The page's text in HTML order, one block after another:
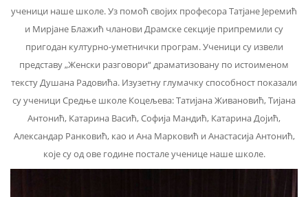
ученици наше школе. Уз помоћ својих професора Татјане Јеремић
и Мирјане Блажић чланови Драмске секције припремили су
пригодан културно-уметнички програм. Ученици су извели
представу „Женски разговори“ драматизовану по истоименом
тексту Душана Радовића. Изузетну глумачку способност показали
су ученици Средње школе Коцељева: Татијана Живановић, Тијана
Антонић, Катарина Васић, Софија Мандић, Катарина Дојић,
Александар Ранковић, као и Ана Марковић и Анастасија Антонић,
које су од ове године постале ученице наше школе.